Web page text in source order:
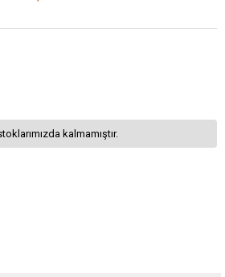
kalmamıştır.